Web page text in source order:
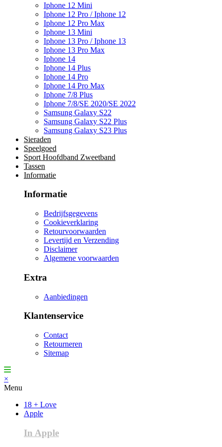
Iphone 12 Mini
Iphone 12 Pro / Iphone 12
Iphone 12 Pro Max
Iphone 13 Mini
Iphone 13 Pro / Iphone 13
Iphone 13 Pro Max
Iphone 14
Iphone 14 Plus
Iphone 14 Pro
Iphone 14 Pro Max
Iphone 7/8 Plus
Iphone 7/8/SE 2020/SE 2022
Samsung Galaxy S22
Samsung Galaxy S22 Plus
Samsung Galaxy S23 Plus
Sieraden
Speelgoed
Sport Hoofdband Zweetband
Tassen
Informatie
Informatie
Bedrijfsgegevens
Cookieverklaring
Retourvoorwaarden
Levertijd en Verzending
Disclaimer
Algemene voorwaarden
Extra
Aanbiedingen
Klantenservice
Contact
Retourneren
Sitemap
×
Menu
18 + Love
Apple
In Apple